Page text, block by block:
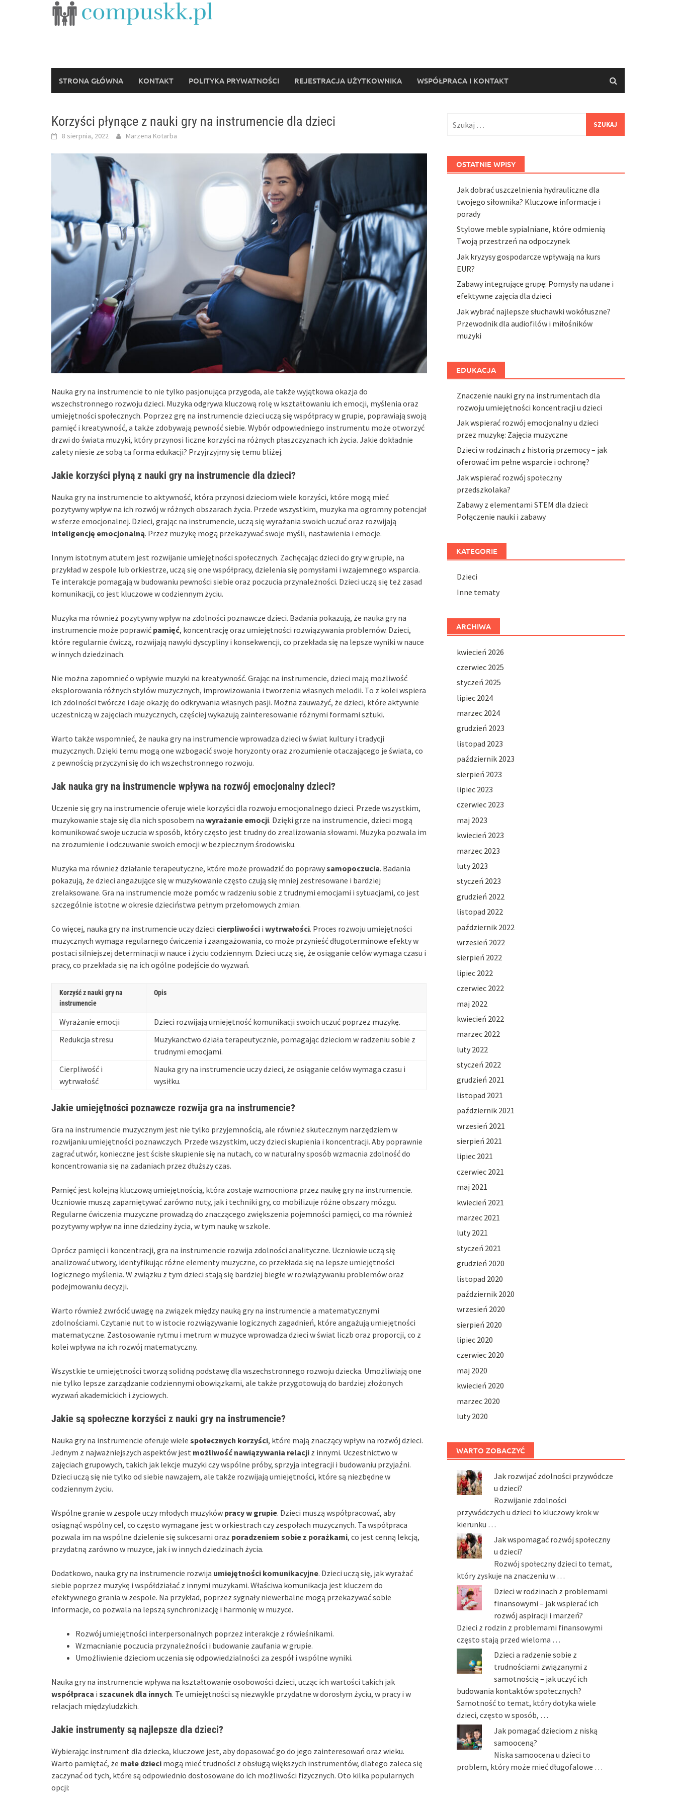
STRONA GŁÓWNA KONTAKT POLITYKA PRYWATNOŚCI REJESTRACJA UŻYTKOWNIKA WSPÓŁPRACA I KONTAKT
Korzyści płynące z nauki gry na instrumencie dla dzieci
8 sierpnia, 2022 Marzena Kotarba
Nauka gry na instrumencie to nie tylko pasjonująca przygoda, ale także wyjątkowa okazja do
wszechstronnego rozwoju dzieci. Muzyka odgrywa kluczową rolę w kształtowaniu ich emocji, myślenia oraz
umiejętności społecznych. Poprzez grę na instrumencie dzieci uczą się współpracy w grupie, poprawiają swoją
pamięć i kreatywność, a także zdobywają pewność siebie. Wybór odpowiedniego instrumentu może otworzyć
drzwi do świata muzyki, który przynosi liczne korzyści na różnych płaszczyznach ich życia. Jakie dokładnie
zalety niesie ze sobą ta forma edukacji? Przyjrzyjmy się temu bliżej.
Jakie korzyści płyną z nauki gry na instrumencie dla dzieci?
Nauka gry na instrumencie to aktywność, która przynosi dzieciom wiele korzyści, które mogą mieć
pozytywny wpływ na ich rozwój w różnych obszarach życia. Przede wszystkim, muzyka ma ogromny potencjał
w sferze emocjonalnej. Dzieci, grając na instrumencie, uczą się wyrażania swoich uczuć oraz rozwijają
inteligencję emocjonalną. Przez muzykę mogą przekazywać swoje myśli, nastawienia i emocje.
Innym istotnym atutem jest rozwijanie umiejętności społecznych. Zachęcając dzieci do gry w grupie, na
przykład w zespole lub orkiestrze, uczą się one współpracy, dzielenia się pomysłami i wzajemnego wsparcia.
Te interakcje pomagają w budowaniu pewności siebie oraz poczucia przynależności. Dzieci uczą się też zasad
komunikacji, co jest kluczowe w codziennym życiu.
Muzyka ma również pozytywny wpływ na zdolności poznawcze dzieci. Badania pokazują, że nauka gry na
instrumencie może poprawić pamięć, koncentrację oraz umiejętności rozwiązywania problemów. Dzieci,
które regularnie ćwiczą, rozwijają nawyki dyscypliny i konsekwencji, co przekłada się na lepsze wyniki w nauce
w innych dziedzinach.
Nie można zapomnieć o wpływie muzyki na kreatywność. Grając na instrumencie, dzieci mają możliwość
eksplorowania różnych stylów muzycznych, improwizowania i tworzenia własnych melodii. To z kolei wspiera
ich zdolności twórcze i daje okazję do odkrywania własnych pasji. Można zauważyć, że dzieci, które aktywnie
uczestniczą w zajęciach muzycznych, częściej wykazują zainteresowanie różnymi formami sztuki.
Warto także wspomnieć, że nauka gry na instrumencie wprowadza dzieci w świat kultury i tradycji
muzycznych. Dzięki temu mogą one wzbogacić swoje horyzonty oraz zrozumienie otaczającego je świata, co
z pewnością przyczyni się do ich wszechstronnego rozwoju.
Jak nauka gry na instrumencie wpływa na rozwój emocjonalny dzieci?
Uczenie się gry na instrumencie oferuje wiele korzyści dla rozwoju emocjonalnego dzieci. Przede wszystkim,
muzykowanie staje się dla nich sposobem na wyrażanie emocji. Dzięki grze na instrumencie, dzieci mogą
komunikować swoje uczucia w sposób, który często jest trudny do zrealizowania słowami. Muzyka pozwala im
na zrozumienie i odczuwanie swoich emocji w bezpiecznym środowisku.
Muzyka ma również działanie terapeutyczne, które może prowadzić do poprawysamopoczucia. Badania
pokazują, że dzieci angażujące się w muzykowanie często czują się mniej zestresowane i bardziej
zrelaksowane. Gra na instrumencie może pomóc w radzeniu sobie z trudnymi emocjami i sytuacjami, co jest
szczególnie istotne w okresie dzieciństwa pełnym przełomowych zmian.
Co więcej, nauka gry na instrumencie uczy dzieci cierpliwości i wytrwałości. Proces rozwoju umiejętności
muzycznych wymaga regularnego ćwiczenia i zaangażowania, co może przynieść długoterminowe efekty w
postaci silniejszej determinacji w nauce i życiu codziennym. Dzieci uczą się, że osiąganie celów wymaga czasu i
pracy, co przekłada się na ich ogólne podejście do wyzwań.
Korzyść z nauki gry na
instrumencie
Opis
Wyrażanie emocji
Dzieci rozwijają umiejętność komunikacji swoich uczuć poprzez muzykę.
Redukcja stresu
Muzykanctwo działa terapeutycznie, pomagając dzieciom w radzeniu sobie z
trudnymi emocjami.
Cierpliwość i
wytrwałość
Nauka gry na instrumencie uczy dzieci, że osiąganie celów wymaga czasu i
wysiłku.
Jakie umiejętności poznawcze rozwija gra na instrumencie?
Gra na instrumencie muzycznym jest nie tylko przyjemnością, ale również skutecznym narzędziem w
rozwijaniu umiejętności poznawczych. Przede wszystkim, uczy dzieci skupienia i koncentracji. Aby poprawnie
zagrać utwór, konieczne jest ścisłe skupienie się na nutach, co w naturalny sposób wzmacnia zdolność do
koncentrowania się na zadaniach przez dłuższy czas.
Pamięć jest kolejną kluczową umiejętnością, która zostaje wzmocniona przez naukę gry na instrumencie.
Uczniowie muszą zapamiętywać zarówno nuty, jak i techniki gry, co mobilizuje różne obszary mózgu.
Regularne ćwiczenia muzyczne prowadzą do znaczącego zwiększenia pojemności pamięci, co ma również
pozytywny wpływ na inne dziedziny życia, w tym naukę w szkole.
Oprócz pamięci i koncentracji, gra na instrumencie rozwija zdolności analityczne. Uczniowie uczą się
analizować utwory, identyfikując różne elementy muzyczne, co przekłada się na lepsze umiejętności
logicznego myślenia. W związku z tym dzieci stają się bardziej biegłe w rozwiązywaniu problemów oraz
podejmowaniu decyzji.
Warto również zwrócić uwagę na związek między nauką gry na instrumencie a matematycznymi
zdolnościami. Czytanie nut to w istocie rozwiązywanie logicznych zagadnień, które angażują umiejętności
matematyczne. Zastosowanie rytmu i metrum w muzyce wprowadza dzieci w świat liczb oraz proporcji, co z
kolei wpływa na ich rozwój matematyczny.
Wszystkie te umiejętności tworzą solidną podstawę dla wszechstronnego rozwoju dziecka. Umożliwiają one
nie tylko lepsze zarządzanie codziennymi obowiązkami, ale także przygotowują do bardziej złożonych
wyzwań akademickich i życiowych.
Jakie są społeczne korzyści z nauki gry na instrumencie?
Nauka gry na instrumencie oferuje wiele społecznych korzyści, które mają znaczący wpływ na rozwój dzieci.
Jednym z najważniejszych aspektów jest możliwość nawiązywania relacji z innymi. Uczestnictwo w
zajęciach grupowych, takich jak lekcje muzyki czy wspólne próby, sprzyja integracji i budowaniu przyjaźni.
Dzieci uczą się nie tylko od siebie nawzajem, ale także rozwijają umiejętności, które są niezbędne w
codziennym życiu.
Wspólne granie w zespole uczy młodych muzyków pracy w grupie. Dzieci muszą współpracować, aby
osiągnąć wspólny cel, co często wymagane jest w orkiestrach czy zespołach muzycznych. Ta współpraca
pozwala im na wspólne dzielenie się sukcesami oraz poradzeniem sobie z porażkami, co jest cenną lekcją,
przydatną zarówno w muzyce, jak i w innych dziedzinach życia.
Dodatkowo, nauka gry na instrumencie rozwija umiejętności komunikacyjne. Dzieci uczą się, jak wyrażać
siebie poprzez muzykę i współdziałać z innymi muzykami. Właściwa komunikacja jest kluczem do
efektywnego grania w zespole. Na przykład, poprzez sygnały niewerbalne mogą przekazywać sobie
informacje, co pozwala na lepszą synchronizację i harmonię w muzyce.
Rozwój umiejętności interpersonalnych poprzez interakcje z rówieśnikami.
Wzmacnianie poczucia przynależności i budowanie zaufania w grupie.
Umożliwienie dzieciom uczenia się odpowiedzialności za zespół i wspólne wyniki.
Nauka gry na instrumencie wpływa na kształtowanie osobowości dzieci, ucząc ich wartości takich jak
współpraca i szacunek dla innych. Te umiejętności są niezwykle przydatne w dorosłym życiu, w pracy i w
relacjach międzyludzkich.
Jakie instrumenty są najlepsze dla dzieci?
Wybierając instrument dla dziecka, kluczowe jest, aby dopasować go do jego zainteresowań oraz wieku.
Warto pamiętać, że małe dzieci mogą mieć trudności z obsługą większych instrumentów, dlatego zaleca się
zaczynać od tych, które są odpowiednio dostosowane do ich możliwości fizycznych. Oto kilka popularnych
opcji:
OSTATNIE WPISY
Jak dobrać uszczelnienia hydrauliczne dla
twojego siłownika? Kluczowe informacje i
porady
Stylowe meble sypialniane, które odmienią
Twoją przestrzeń na odpoczynek
Jak kryzysy gospodarcze wpływają na kurs
EUR?
Zabawy integrujące grupę: Pomysły na udane i
efektywne zajęcia dla dzieci
Jak wybrać najlepsze słuchawki wokółuszne?
Przewodnik dla audiofilów i miłośników
muzyki
EDUKACJA
Znaczenie nauki gry na instrumentach dla
rozwoju umiejętności koncentracji u dzieci
Jak wspierać rozwój emocjonalny u dzieci
przez muzykę: Zajęcia muzyczne
Dzieci w rodzinach z historią przemocy – jak
oferować im pełne wsparcie i ochronę?
Jak wspierać rozwój społeczny
przedszkolaka?
Zabawy z elementami STEM dla dzieci:
Połączenie nauki i zabawy
KATEGORIE
Dzieci
Inne tematy
ARCHIWA
kwiecień 2026
czerwiec 2025
styczeń 2025
lipiec 2024
marzec 2024
grudzień 2023
listopad 2023
październik 2023
sierpień 2023
lipiec 2023
czerwiec 2023
maj 2023
kwiecień 2023
marzec 2023
luty 2023
styczeń 2023
grudzień 2022
listopad 2022
październik 2022
wrzesień 2022
sierpień 2022
lipiec 2022
czerwiec 2022
maj 2022
kwiecień 2022
marzec 2022
luty 2022
styczeń 2022
grudzień 2021
listopad 2021
październik 2021
wrzesień 2021
sierpień 2021
lipiec 2021
czerwiec 2021
maj 2021
kwiecień 2021
marzec 2021
luty 2021
styczeń 2021
grudzień 2020
listopad 2020
październik 2020
wrzesień 2020
sierpień 2020
lipiec 2020
czerwiec 2020
maj 2020
kwiecień 2020
marzec 2020
luty 2020
WARTO ZOBACZYĆ
Jak rozwijać zdolności przywódcze
u dzieci?
Rozwijanie zdolności
przywódczych u dzieci to kluczowy krok w
kierunku …
Jak wspomagać rozwój społeczny
u dzieci?
Rozwój społeczny dzieci to temat,
który zyskuje na znaczeniu w …
Dzieci w rodzinach z problemami
finansowymi – jak wspierać ich
rozwój aspiracji i marzeń?
Dzieci z rodzin z problemami finansowymi
często stają przed wieloma …
Dzieci a radzenie sobie z
trudnościami związanymi z
samotnością – jak uczyć ich
budowania kontaktów społecznych?
Samotność to temat, który dotyka wiele
dzieci, często w sposób, …
Jak pomagać dzieciom z niską
samooceną?
Niska samoocena u dzieci to
problem, który może mieć długofalowe …